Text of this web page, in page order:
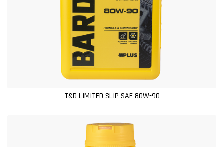
T&D LIMITED SLIP SAE 80W-90